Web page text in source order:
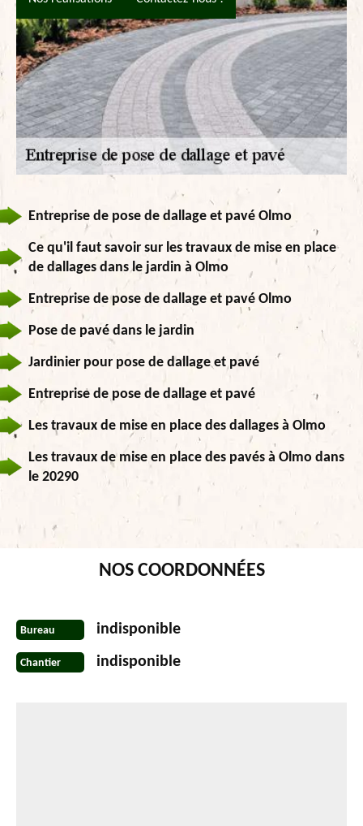
Entreprise de pose de dallage et pavé Olmo
Ce qu'il faut savoir sur les travaux de mise en place
de dallages dans le jardin à Olmo
Entreprise de pose de dallage et pavé Olmo
Pose de pavé dans le jardin
Jardinier pour pose de dallage et pavé
Entreprise de pose de dallage et pavé
Les travaux de mise en place des dallages à Olmo
Les travaux de mise en place des pavés à Olmo dans
le 20290
NOS COORDONNÉES
Bureau indisponible
Chantier indisponible